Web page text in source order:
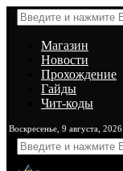
Магазин
Новости
Прохождение
Гайды
Чит-коды
Воскресенье, 9 августа, 2026